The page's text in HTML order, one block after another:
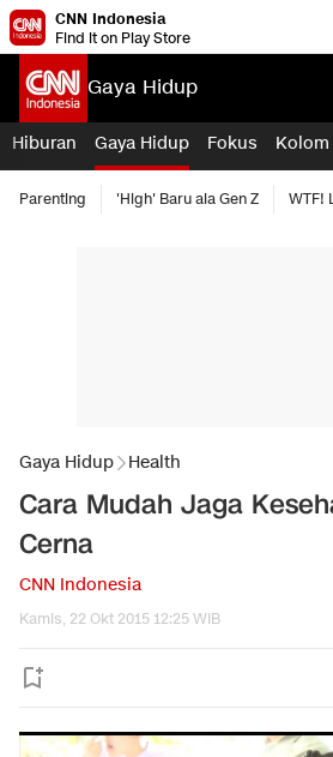
CNN Indonesia
Find it on Play Store
Gaya Hidup
Hiburan Gaya Hidup Fokus Kolom
Parenting 'High' Baru ala Gen Z WTF!
Gaya Hidup Health
Cara Mudah Jaga
Cerna
CNN Indonesia
Kamis, 22 Okt 2015 12:25 WIB